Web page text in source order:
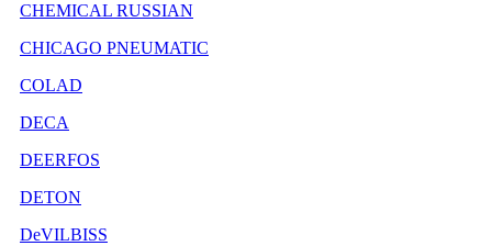
CHEMICAL RUSSIAN
CHICAGO PNEUMATIC
COLAD
DECA
DEERFOS
DETON
DeVILBISS